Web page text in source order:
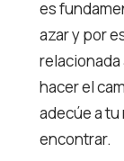
es
azar y por
relacionada
hacer el
adecúe a tu
encontrar.